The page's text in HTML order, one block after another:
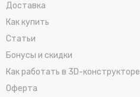
Доставка
Как купить
Статьи
Бонусы и скидки
Как работать в 3D-конструкторе
Оферта